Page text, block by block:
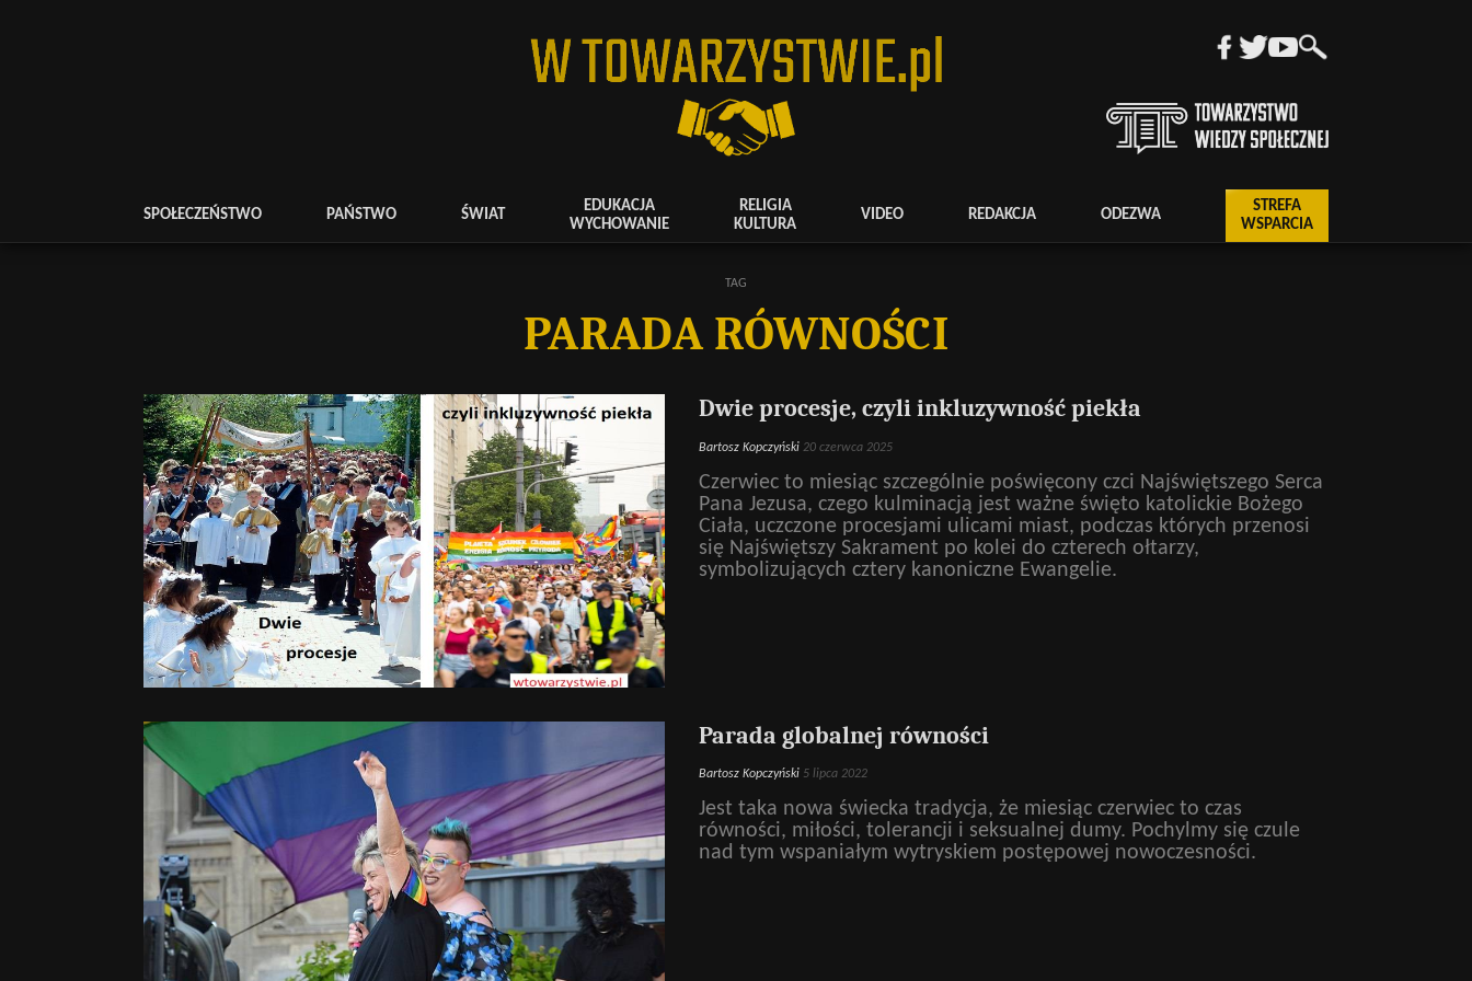
SPOŁECZEŃSTWO PAŃSTWO ŚWIAT
EDUKACJA
WYCHOWANIE
RELIGIA
KULTURA
VIDEO REDAKCJA ODEZWA
STREFA
WSPARCIA
TAG
PARADA RÓWNOŚCI
Dwie procesje, czyli inkluzywność piekła
Bartosz Kopczyński 20 czerwca 2025
Czerwiec to miesiąc szczególnie poświęcony czci Najświętszego Serca
Pana Jezusa, czego kulminacją jest ważne święto katolickie Bożego
Ciała, uczczone procesjami ulicami miast, podczas których przenosi
się Najświętszy Sakrament po kolei do czterech ołtarzy,
symbolizujących cztery kanoniczne Ewangelie.
Parada globalnej równości
Bartosz Kopczyński 5 lipca 2022
Jest taka nowa świecka tradycja, że miesiąc czerwiec to czas
równości, miłości, tolerancji i seksualnej dumy. Pochylmy się czule
nad tym wspaniałym wytryskiem postępowej nowoczesności.